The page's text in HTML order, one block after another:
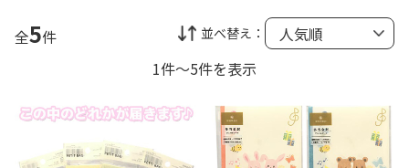
全5件 並べ替え：
1件～5件を表示